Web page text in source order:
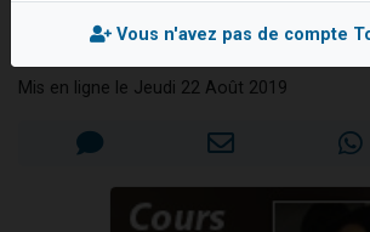
2 nouvelles musiques
Rav Fernand KLAPISCH
Mis en ligne le Jeudi 22 Août 2019
Vous n'avez pas de compte